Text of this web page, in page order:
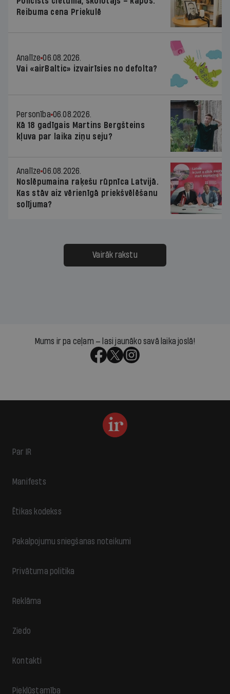
Reibuma cena Priekulē
Analīze 06.08.2026.
Vai «airBaltic» izvairīsies no defolta?
Personība 06.08.2026.
Kā 18 gadīgais Martins Bergšteins
kļuva par laika ziņu seju?
Analīze 06.08.2026.
Noslēpumaina raķešu rūpnīca Latvijā.
Kas stāv aiz vērienīgā priekšvēlēšanu
solījuma?
Vairāk rakstu
Mums ir pa ceļam — lasi jaunāko savā laika joslā!
Par IR
Manifests
Ētikas kodekss
Pakalpojumu sniegšanas noteikumi
Privātuma politika
Reklāma
Ziedo
Kontakti
Piekļūstamība